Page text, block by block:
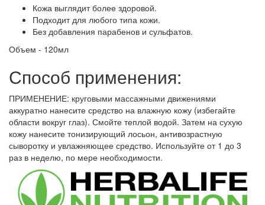
Кожа выглядит более здоровой.
Подходит для любого типа кожи.
Без добавления парабенов и сульфатов.
Объем - 120мл
Способ применения:
ПРИМЕНЕНИЕ: круговыми массажными движениями
аккуратно нанесите средство на влажную кожу (избегайте
области вокруг глаз). Смойте теплой водой. Затем на сухую
кожу нанесите тонизирующий лосьон, антивозрастную
сыворотку и увлажняющее средство. Используйте от 1 до 3
раз в неделю, по мере необходимости.